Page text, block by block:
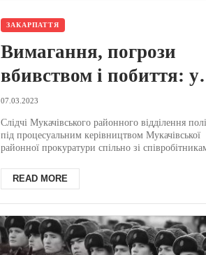
ЗАКАРПАТТЯ
Вимагання, погрози
вбивством і побиття: у
Мукачеві поліція
затримала двох
(ФОТО)
07.03.2023
Слідчі Мукачівського районного відділення
під процесуальним керівництвом Мукачівської
районної прокуратури спільно зі
READ MORE